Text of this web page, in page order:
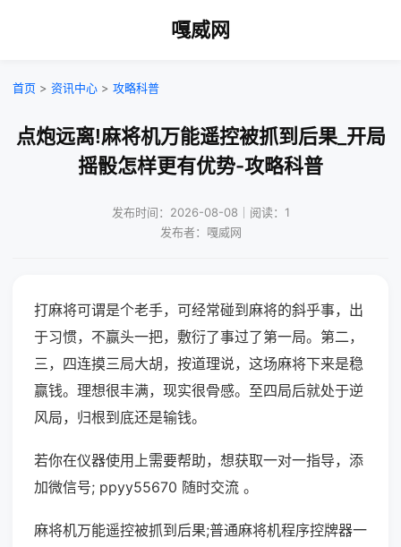
嘎威网
首页 > 资讯中心 > 攻略科普
点炮远离!麻将机万能遥控被抓到后果_开局
摇骰怎样更有优势-攻略科普
发布时间：2026-08-08｜阅读：1
发布者：嘎威网
打麻将可谓是个老手，可经常碰到麻将的斜乎事，出
于习惯，不赢头一把，敷衍了事过了第一局。第二，
三，四连摸三局大胡，按道理说，这场麻将下来是稳
赢钱。理想很丰满，现实很骨感。至四局后就处于逆
风局，归根到底还是输钱。
若你在仪器使用上需要帮助，想获取一对一指导，添
加微信号; ppyy55670 随时交流 。
麻将机万能遥控被抓到后果;普通麻将机程序控牌器一